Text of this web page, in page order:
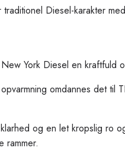
Diesel-karakter
York Diesel en kraftfuld
omdannes det til
og en let kropslig ro
rammer.